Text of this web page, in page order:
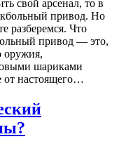
свой арсенал, то в
привод. Но
разберемся. Что
привод — это,
оружия,
шариками
от настоящего…